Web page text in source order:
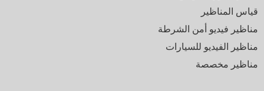
قياس المناظير
مناظير فيديو أمن الشرطة
مناظير الفيديو للسيارات
مناظير مخصصة